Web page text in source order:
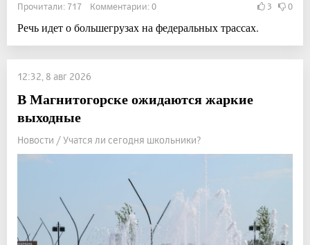
Прочитали: 717 Комментарии: 0 3 0
Речь идет о большегрузах на федеральных трассах.
12:32, 8 авг 2026
В Магнитогорске ожидаются жаркие
выходные
Новости / Учатся ли сегодня школьники?